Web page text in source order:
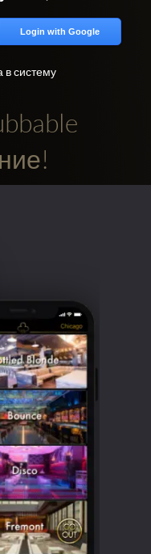
Login with Google
в систему